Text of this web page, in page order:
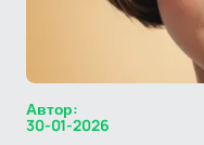
Автор:
30-01-2026